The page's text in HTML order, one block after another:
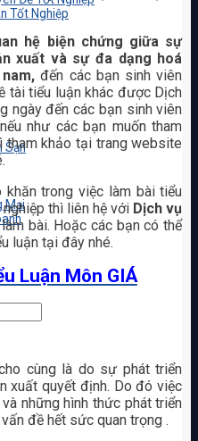
Tốt Nghiệp
Sạn
Mại
hệ biện chứng giữa sự
xuất và sự đa dạng hoá
nam,đến các bạn sinh viên
tài tiểu luận khác được Dịch
ngày đến các bạn sinh viên
như các bạn muốn tham
tham khảo tại trang website
trong việc làm bài tiểu
thì liên hệ với Dịch vụ
bài. Hoặc các bạn có thể
luận tại đây nhé.
Luận Môn GIÁ
cùng là do sự phát triển
xuất quyết định. Do đó việc
những hình thức phát triển
đề hết sức quan trọng .